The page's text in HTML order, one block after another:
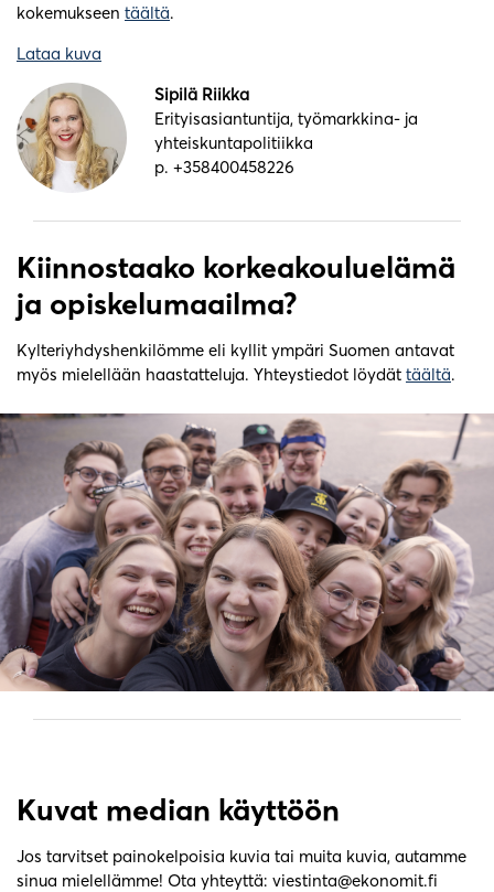
kokemukseen täältä.
Lataa kuva
Sipilä Riikka
Erityisasiantuntija, työmarkkina- ja
yhteiskuntapolitiikka
p. +358400458226
Kiinnostaako korkeakouluelämä
ja opiskelumaailma?
Kylteriyhdyshenkilömme eli kyllit ympäri Suomen antavat
myös mielellään haastatteluja. Yhteystiedot löydät täältä.
Kuvat median käyttöön
Jos tarvitset painokelpoisia kuvia tai muita kuvia, autamme
sinua mielellämme! Ota yhteyttä: viestinta@ekonomit.fi